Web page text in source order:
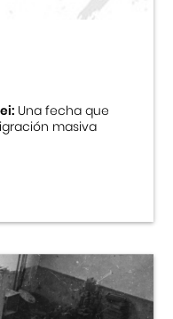
Una fecha que
masiva